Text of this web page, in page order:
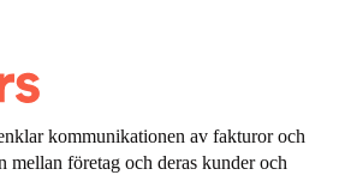
kommunikationen av fakturor och
företag och deras kunder och